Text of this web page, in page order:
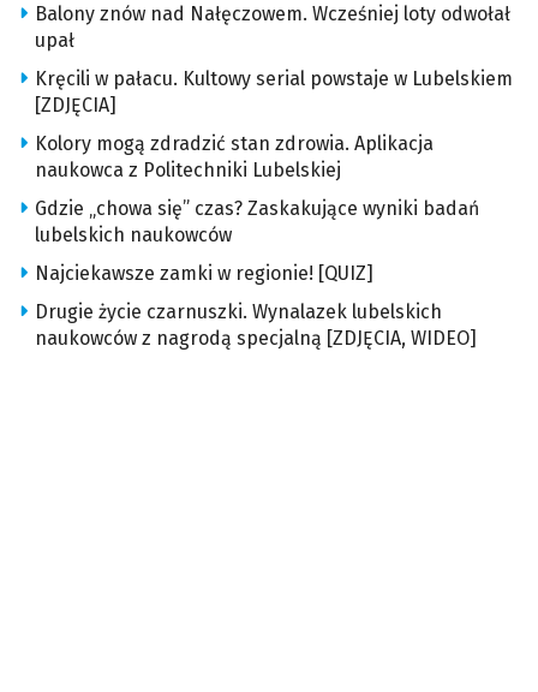
Balony znów nad Nałęczowem. Wcześniej loty odwołał
upał
Kręcili w pałacu. Kultowy serial powstaje w Lubelskiem
[ZDJĘCIA]
Kolory mogą zdradzić stan zdrowia. Aplikacja
naukowca z Politechniki Lubelskiej
Gdzie „chowa się” czas? Zaskakujące wyniki badań
lubelskich naukowców
Najciekawsze zamki w regionie! [QUIZ]
Drugie życie czarnuszki. Wynalazek lubelskich
naukowców z nagrodą specjalną [ZDJĘCIA, WIDEO]